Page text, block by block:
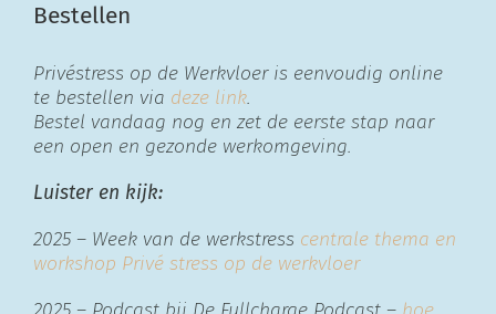
Bestellen
Privéstress op de Werkvloer is eenvoudig online
te bestellen via deze link.
Bestel vandaag nog en zet de eerste stap naar
een open en gezonde werkomgeving.
Luister en kijk:
2025 – Week van de werkstress centrale thema en
workshop Privé stress op de werkvloer